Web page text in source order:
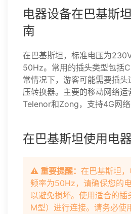
电器设备在巴基斯
南
在巴基斯坦，标准电压为
50Hz。常用的插头类型包括
常情况下，游客可能需要插
压转换器。主要的移动网络运
Telenor和Zong，支持4G网络
在巴基斯坦使用电
⚠️ 重要提醒： 在巴基斯坦，
频率为50Hz，请确保您的
以避免损坏。使用适合的插
M型）进行连接。请务必使